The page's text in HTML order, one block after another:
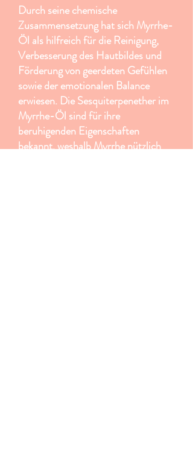
Durch seine chemische
Zusammensetzung hat sich Myrrhe-
Öl als hilfreich für die Reinigung,
Verbesserung des Hautbildes und
Förderung von geerdeten Gefühlen
sowie der emotionalen Balance
erwiesen. Die Sesquiterpenether im
Myrrhe-Öl sind für ihre
beruhigenden Eigenschaften
bekannt, weshalb Myrrhe nützlich